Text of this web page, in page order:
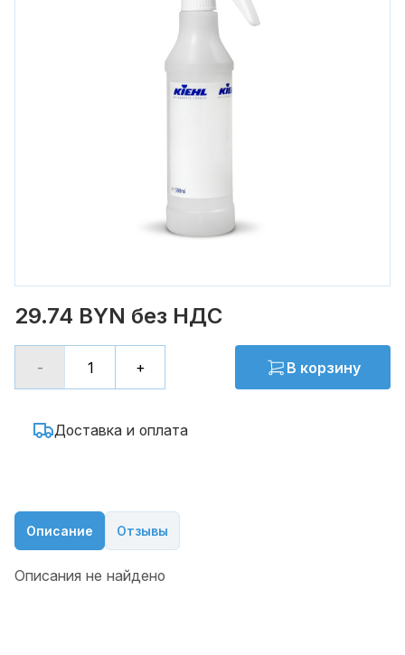
29.74 BYN без НДС
- + В корзину
Доставка и оплата
Описание Отзывы
Описания не найдено